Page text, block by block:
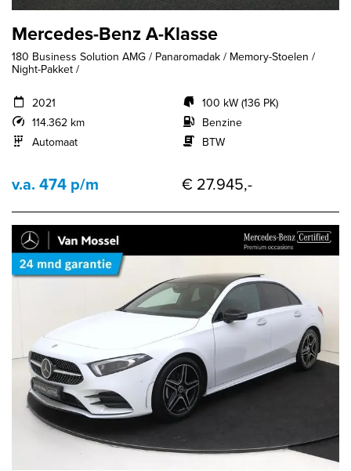
Mercedes-Benz A-Klasse
180 Business Solution AMG / Panaromadak / Memory-Stoelen /
Night-Pakket /
2021
114.362 km
Automaat
100 kW (136 PK)
Benzine
BTW
v.a. 474 p/m € 27.945,-